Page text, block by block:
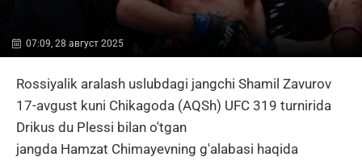
07:09, 28 август 2025
Rossiyalik aralash uslubdagi jangchi Shamil Zavurov
17-avgust kuni Chikagoda (AQSh) UFC 319 turnirida
Drikus du Plessi bilan o'tgan
jangda Hamzat Chimayevning g'alabasi haqida